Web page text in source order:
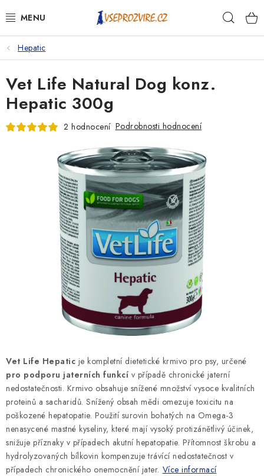
na
PSI
KOČKY
KONĚ
PRO CHOVATELE
NA NEMOCI
KRÁLÍCI/HLODAVCI/PTÁCI
Kontakty
Obchodní podmínky
Hepatic
Vet Life Hepatic je kompletní dietetické krmivo pro psy, určené
pro podporu jaterních funkcí v případě chronické jaterní
nedostatečnosti. Krmivo obsahuje snížené množství vysoce kvalitních
proteinů a sacharidů. Snížený obsah mědi omezuje toxicitu na
poškozené hepatopatie. Použití surovin bohatých na Omega-3
nenasycené mastné kyseliny, které mají vysoký protizánětlivý účinek,
snižuje příznaky v případech akutní hepatopatie. Přítomnost škrobu a
hydrolyzovaných bílkovin kompenzuje trávící nedostatečnost v
případech chronického onemocnění jater. Více informací
Vet Life Natural Dog konz.
Hepatic 300g
2 hodnocení Podrobnosti hodnocení